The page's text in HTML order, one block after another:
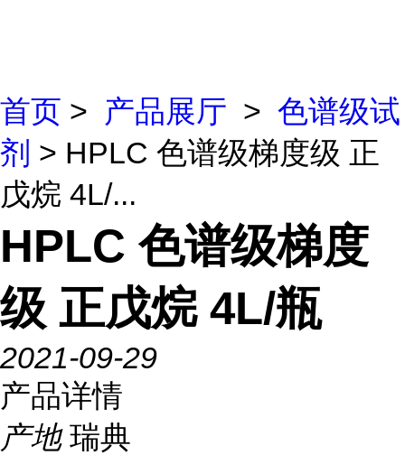
首页 > 产品展厅 > 色谱级试
剂 > HPLC 色谱级梯度级 正
戊烷 4L/...
HPLC 色谱级梯度
级 正戊烷 4L/瓶
2021-09-29
产品详情
产地 瑞典